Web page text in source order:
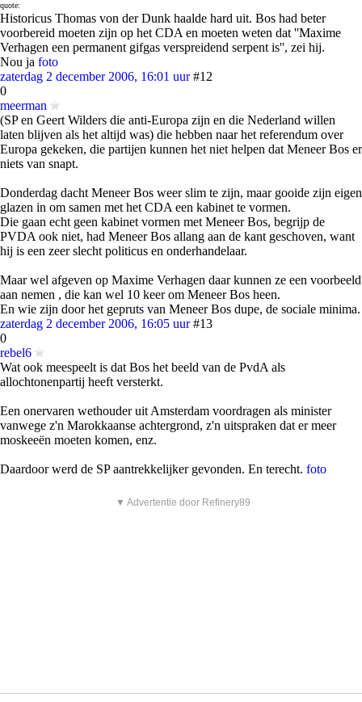
quote:
Historicus Thomas von der Dunk haalde hard uit. Bos had beter
voorbereid moeten zijn op het CDA en moeten weten dat ''Maxime
Verhagen een permanent gifgas verspreidend serpent is'', zei hij.
Nou ja foto
zaterdag 2 december 2006, 16:01 uur #12
0
meerman
(SP en Geert Wilders die anti-Europa zijn en die Nederland willen
laten blijven als het altijd was) die hebben naar het referendum over
Europa gekeken, die partijen kunnen het niet helpen dat Meneer Bos er
niets van snapt.
Donderdag dacht Meneer Bos weer slim te zijn, maar gooide zijn eigen
glazen in om samen met het CDA een kabinet te vormen.
Die gaan echt geen kabinet vormen met Meneer Bos, begrijp de
PVDA ook niet, had Meneer Bos allang aan de kant geschoven, want
hij is een zeer slecht politicus en onderhandelaar.
Maar wel afgeven op Maxime Verhagen daar kunnen ze een voorbeeld
aan nemen , die kan wel 10 keer om Meneer Bos heen.
En wie zijn door het gepruts van Meneer Bos dupe, de sociale minima.
zaterdag 2 december 2006, 16:05 uur #13
0
rebel6
Wat ook meespeelt is dat Bos het beeld van de PvdA als
allochtonenpartij heeft versterkt.
Een onervaren wethouder uit Amsterdam voordragen als minister
vanwege z'n Marokkaanse achtergrond, z'n uitspraken dat er meer
moskeeën moeten komen, enz.
Daardoor werd de SP aantrekkelijker gevonden. En terecht. foto
▼ Advertentie door Refinery89